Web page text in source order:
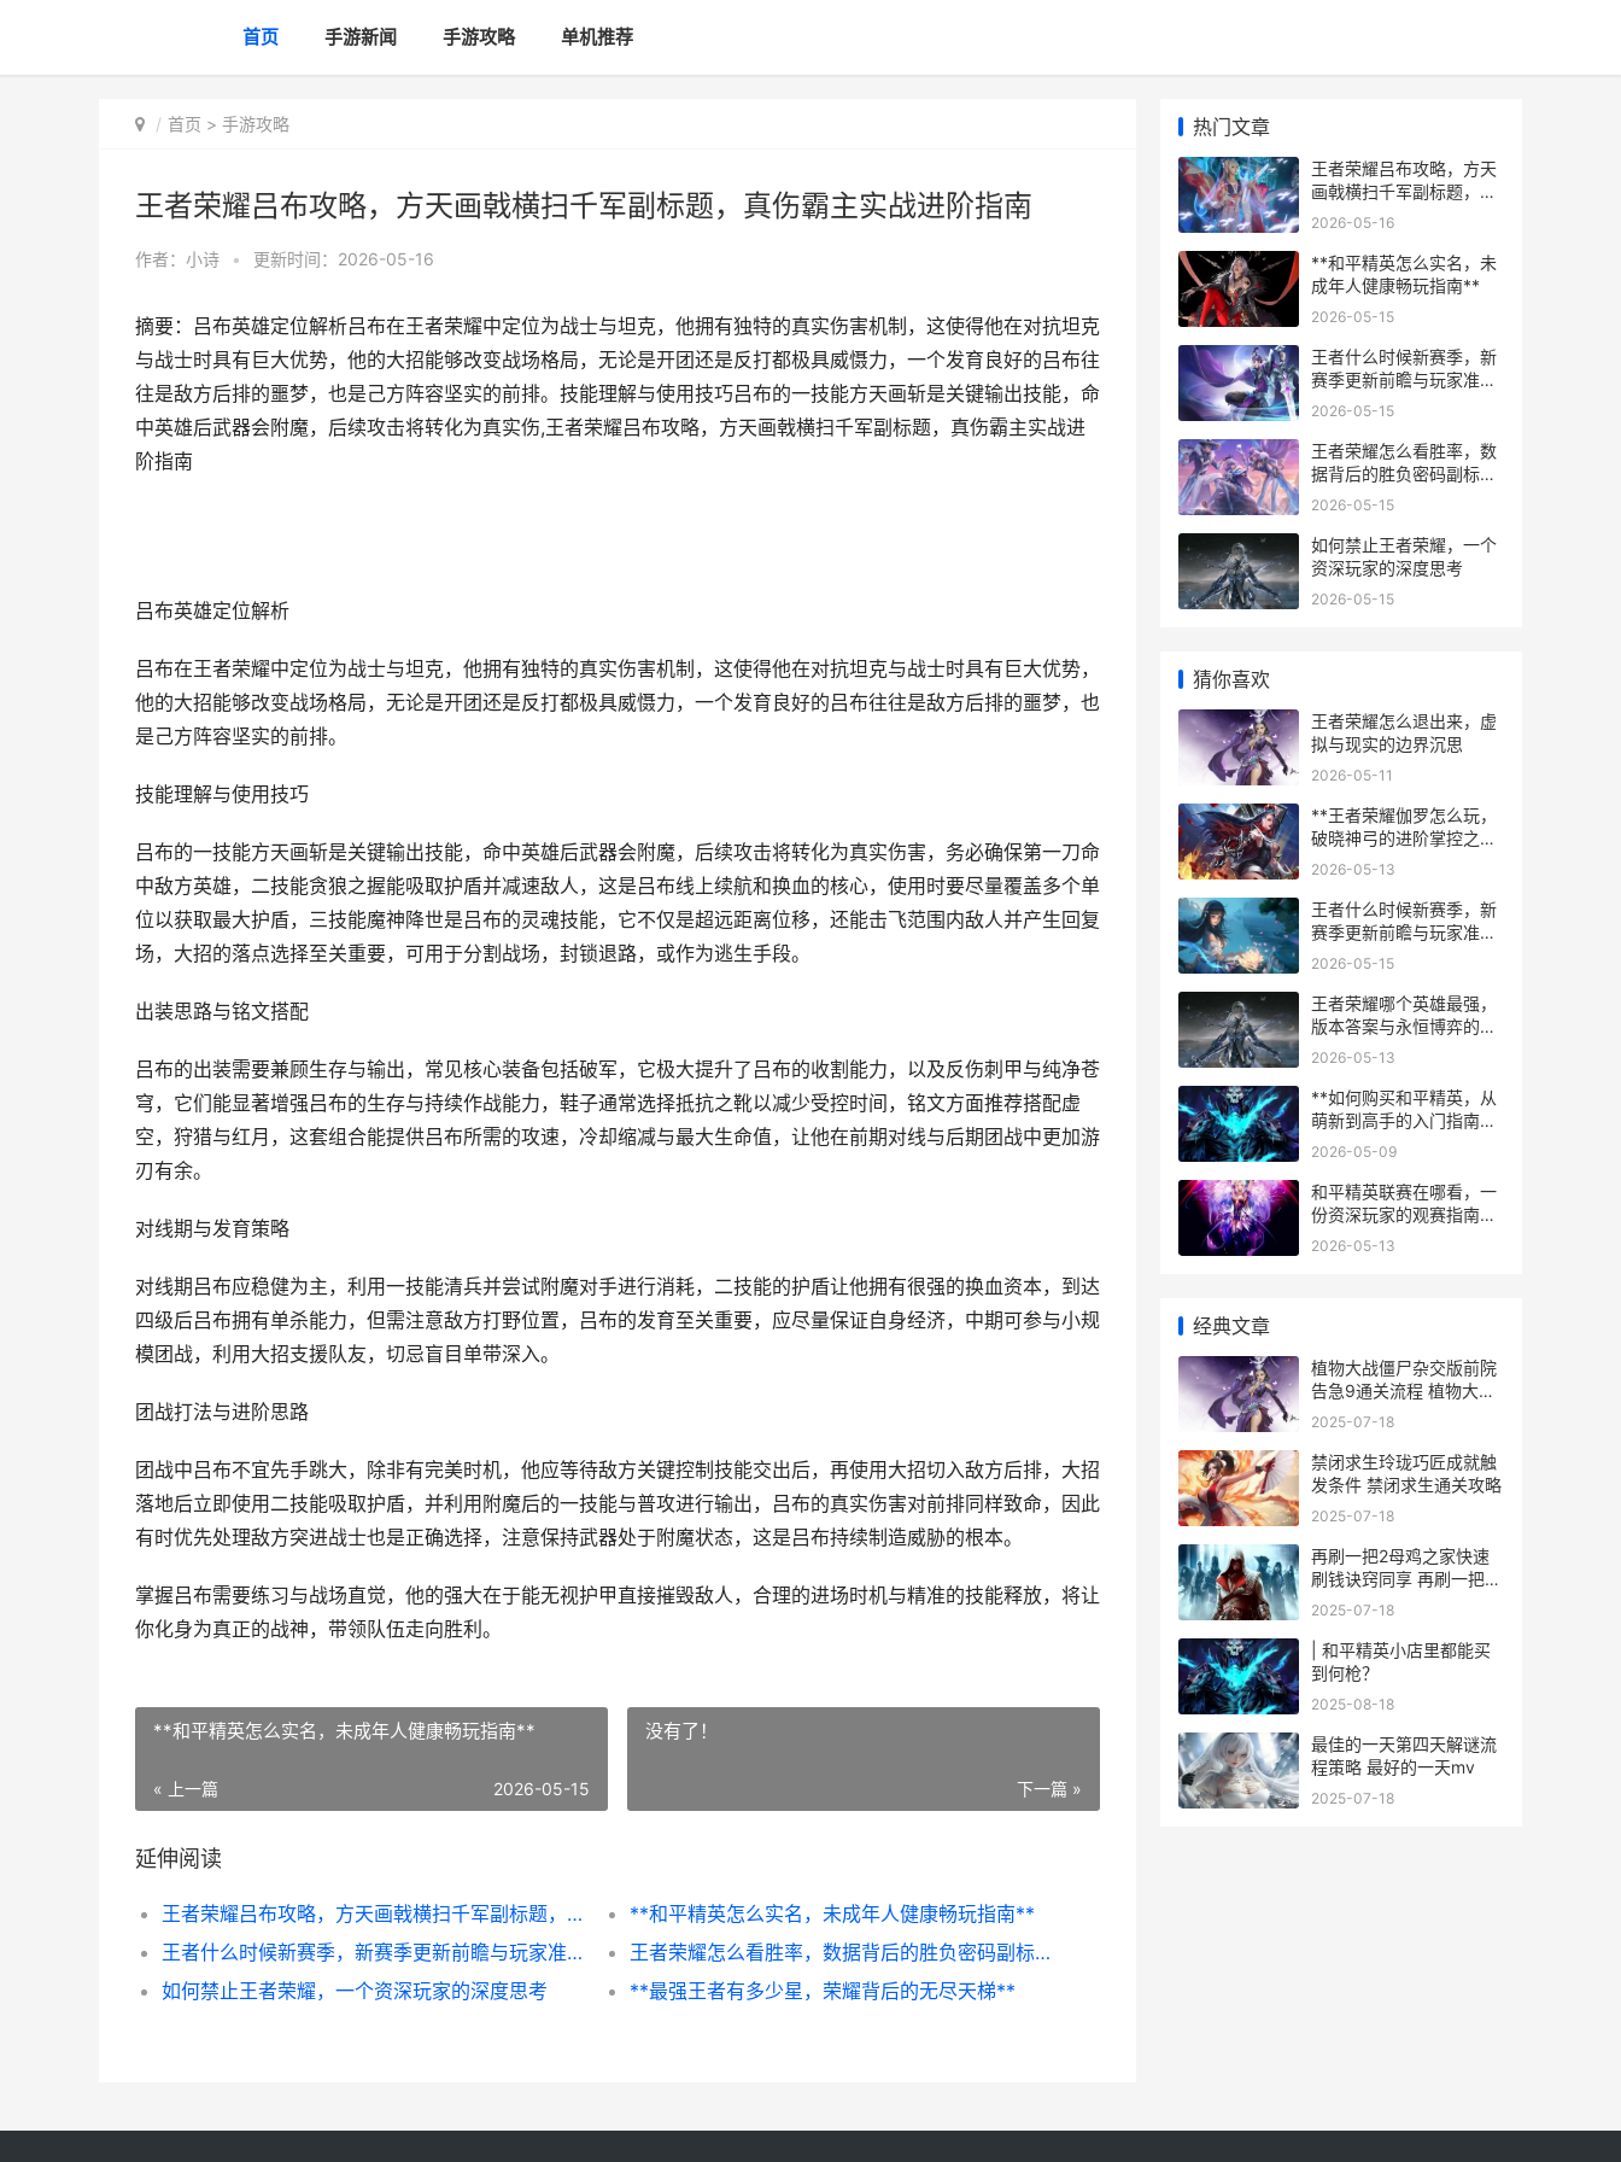
首页 手游新闻 手游攻略 单机推荐
首页 > 手游攻略
王者荣耀吕布攻略，方天画戟横扫千军副标题，真伤霸主实战进阶指南
作者： 小诗 • 更新时间：2026-05-16
摘要：吕布英雄定位解析吕布在王者荣耀中定位为战士与坦克，他拥有独特的真实伤害机制，这使得他在对抗坦克
与战士时具有巨大优势，他的大招能够改变战场格局，无论是开团还是反打都极具威慑力，一个发育良好的吕布往
往是敌方后排的噩梦，也是己方阵容坚实的前排。技能理解与使用技巧吕布的一技能方天画斩是关键输出技能，命
中英雄后武器会附魔，后续攻击将转化为真实伤,王者荣耀吕布攻略，方天画戟横扫千军副标题，真伤霸主实战进
阶指南
吕布英雄定位解析
吕布在王者荣耀中定位为战士与坦克，他拥有独特的真实伤害机制，这使得他在对抗坦克与战士时具有巨大优势，
他的大招能够改变战场格局，无论是开团还是反打都极具威慑力，一个发育良好的吕布往往是敌方后排的噩梦，也
是己方阵容坚实的前排。
技能理解与使用技巧
吕布的一技能方天画斩是关键输出技能，命中英雄后武器会附魔，后续攻击将转化为真实伤害，务必确保第一刀命
中敌方英雄，二技能贪狼之握能吸取护盾并减速敌人，这是吕布线上续航和换血的核心，使用时要尽量覆盖多个单
位以获取最大护盾，三技能魔神降世是吕布的灵魂技能，它不仅是超远距离位移，还能击飞范围内敌人并产生回复
场，大招的落点选择至关重要，可用于分割战场，封锁退路，或作为逃生手段。
出装思路与铭文搭配
吕布的出装需要兼顾生存与输出，常见核心装备包括破军，它极大提升了吕布的收割能力，以及反伤刺甲与纯净苍
穹，它们能显著增强吕布的生存与持续作战能力，鞋子通常选择抵抗之靴以减少受控时间，铭文方面推荐搭配虚
空，狩猎与红月，这套组合能提供吕布所需的攻速，冷却缩减与最大生命值，让他在前期对线与后期团战中更加游
刃有余。
对线期与发育策略
对线期吕布应稳健为主，利用一技能清兵并尝试附魔对手进行消耗，二技能的护盾让他拥有很强的换血资本，到达
四级后吕布拥有单杀能力，但需注意敌方打野位置，吕布的发育至关重要，应尽量保证自身经济，中期可参与小规
模团战，利用大招支援队友，切忌盲目单带深入。
团战打法与进阶思路
团战中吕布不宜先手跳大，除非有完美时机，他应等待敌方关键控制技能交出后，再使用大招切入敌方后排，大招
落地后立即使用二技能吸取护盾，并利用附魔后的一技能与普攻进行输出，吕布的真实伤害对前排同样致命，因此
有时优先处理敌方突进战士也是正确选择，注意保持武器处于附魔状态，这是吕布持续制造威胁的根本。
掌握吕布需要练习与战场直觉，他的强大在于能无视护甲直接摧毁敌人，合理的进场时机与精准的技能释放，将让
你化身为真正的战神，带领队伍走向胜利。
**和平精英怎么实名，未成年人健康畅玩指南**
« 上一篇 2026-05-15
没有了！
下一篇 »
延伸阅读
王者荣耀吕布攻略，方天画戟横扫千军副标题，真伤霸主实战进阶指南
**和平精英怎么实名，未成年人健康畅玩指南**
王者什么时候新赛季，新赛季更新前瞻与玩家准备指南
王者荣耀怎么看胜率，数据背后的胜负密码副标题，从数字到策略的深度解析
如何禁止王者荣耀，一个资深玩家的深度思考
**最强王者有多少星，荣耀背后的无尽天梯**
热门文章
王者荣耀吕布攻略，方天
画戟横扫千军副标题，真
伤霸主实战进阶指南
2026-05-16
**和平精英怎么实名，未
成年人健康畅玩指南**
2026-05-15
王者什么时候新赛季，新
赛季更新前瞻与玩家准备
指南
2026-05-15
王者荣耀怎么看胜率，数
据背后的胜负密码副标
题，从数字到策略的深度
2026-05-15
如何禁止王者荣耀，一个
资深玩家的深度思考
2026-05-15
猜你喜欢
王者荣耀怎么退出来，虚
拟与现实的边界沉思
2026-05-11
**王者荣耀伽罗怎么玩，
破晓神弓的进阶掌控之道
**
2026-05-13
王者什么时候新赛季，新
赛季更新前瞻与玩家准备
指南
2026-05-15
王者荣耀哪个英雄最强，
版本答案与永恒博弈的副
标题
2026-05-13
**如何购买和平精英，从
萌新到高手的入门指南，
副标题，资深玩家的理性
2026-05-09
和平精英联赛在哪看，一
份资深玩家的观赛指南，
副标题，解锁顶级赛事的
2026-05-13
经典文章
植物大战僵尸杂交版前院
告急9通关流程 植物大战
僵尸杂交版3.6.5
2025-07-18
禁闭求生玲珑巧匠成就触
发条件 禁闭求生通关攻略
2025-07-18
再刷一把2母鸡之家快速
刷钱诀窍同享 再刷一把2
母鸡之家解锁攻略图解
2025-07-18
| 和平精英小店里都能买
到何枪？
2025-08-18
最佳的一天第四天解谜流
程策略 最好的一天mv
2025-07-18